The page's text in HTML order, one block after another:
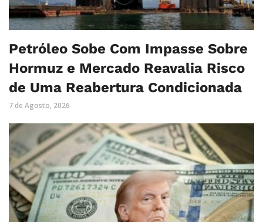
Petróleo Sobe Com Impasse Sobre
Hormuz e Mercado Reavalia Risco
de Uma Reabertura Condicionada
7 de Agosto, 2026